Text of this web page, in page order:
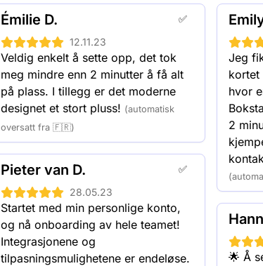
50 Spreadly NFC cards: 56,2% rabatt
250 Spreadly NFC cards: 69,9% rabatt
500 Spreadly NFC cards: 73,1% rabatt
1000 Spreadly NFC cards: 74,4% rabatt
✅
Émilie D.
12.11.23
Veldig enkelt å sette opp, det tok
meg mindre enn 2 minutter å få alt
på plass. I tillegg er det moderne
designet et stort pluss! (automatisk
oversatt fra 🇫🇷)
✅
Pieter van D.
28.05.23
Startet med min personlige konto,
og nå onboarding av hele teamet!
Integrasjonene og
tilpasningsmulighetene er endeløse.
Jeg
kortet
hvor
2
🌟 Å